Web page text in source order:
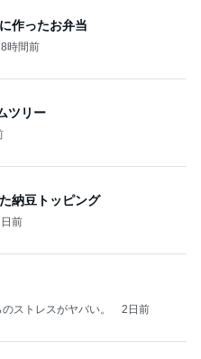
作ったお弁当
時間前
ツリー
納豆トッピング
前
ストレスがヤバい。 2日前